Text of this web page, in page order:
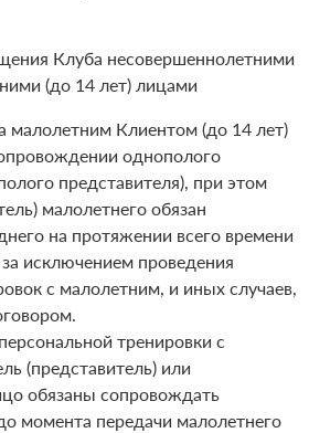
Клуба несовершеннолетними
(до 14 лет) лицами
малолетним Клиентом (до 14 лет)
однополого
представителя), при этом
малолетнего обязан
на протяжении всего времени
исключением проведения
с малолетним, и иных случаев,
тренировки с
(представитель) или
обязаны сопровождать
момента передачи малолетнего